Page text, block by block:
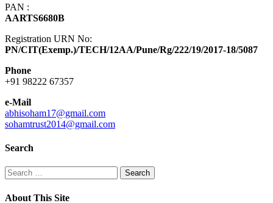
PAN :
AARTS6680B
Registration URN No:
PN/CIT(Exemp.)/TECH/12AA/Pune/Rg/222/19/2017-18/5087
Phone
+91 98222 67357
e-Mail
abhisoham17@gmail.com
sohamtrust2014@gmail.com
Search
Search
for:
About This Site